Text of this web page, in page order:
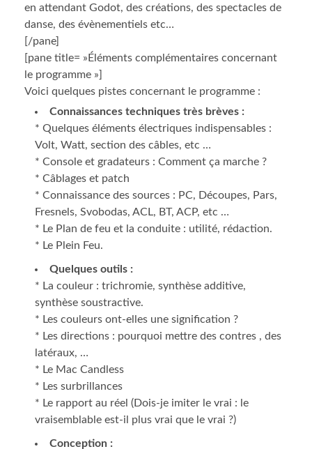
en attendant Godot, des créations, des spectacles de
danse, des évènementiels etc…
[/pane]
[pane title= »Éléments complémentaires concernant
le programme »]
Voici quelques pistes concernant le programme :
Connaissances techniques très brèves :
* Quelques éléments électriques indispensables :
Volt, Watt, section des câbles, etc …
* Console et gradateurs : Comment ça marche ?
* Câblages et patch
* Connaissance des sources : PC, Découpes, Pars,
Fresnels, Svobodas, ACL, BT, ACP, etc …
* Le Plan de feu et la conduite : utilité, rédaction.
* Le Plein Feu.
Quelques outils :
* La couleur : trichromie, synthèse additive,
synthèse soustractive.
* Les couleurs ont-elles une signification ?
* Les directions : pourquoi mettre des contres , des
latéraux, …
* Le Mac Candless
* Les surbrillances
* Le rapport au réel (Dois-je imiter le vrai : le
vraisemblable est-il plus vrai que le vrai ?)
Conception :